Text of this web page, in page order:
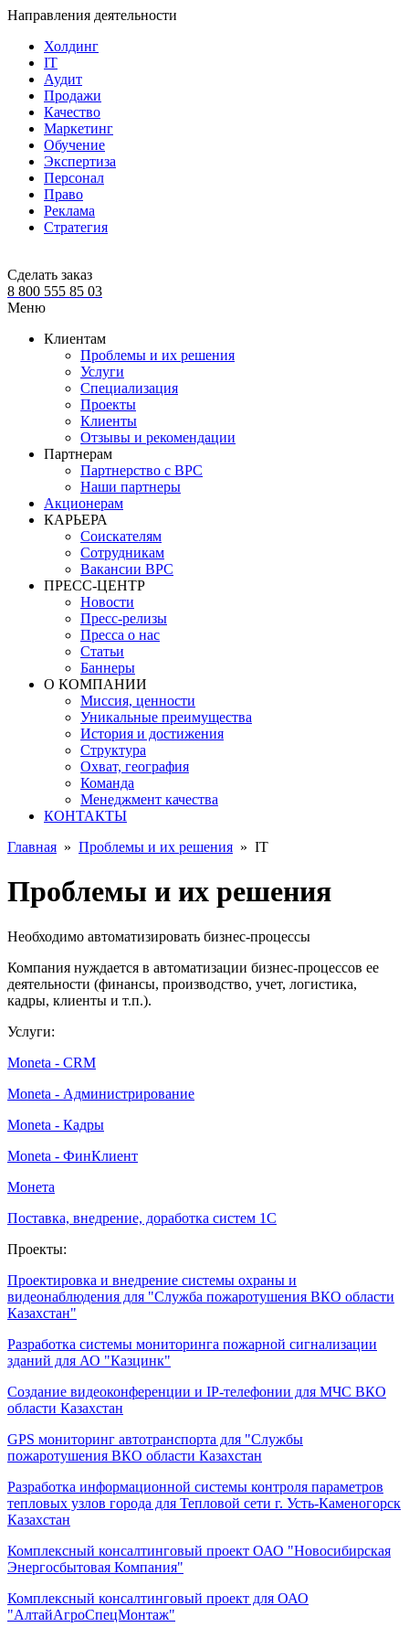
Направления деятельности
Холдинг
IT
Аудит
Продажи
Качество
Маркетинг
Обучение
Экспертиза
Персонал
Право
Реклама
Стратегия
Сделать заказ
8 800 555 85 03
Меню
Клиентам
Проблемы и их решения
Услуги
Специализация
Проекты
Клиенты
Отзывы и рекомендации
Партнерам
Партнерство с BPC
Наши партнеры
Акционерам
КАРЬЕРА
Соискателям
Сотрудникам
Вакансии BPC
ПРЕСС-ЦЕНТР
Новости
Пресс-релизы
Пресса о нас
Статьи
Баннеры
О КОМПАНИИ
Миссия, ценности
Уникальные преимущества
История и достижения
Структура
Охват, география
Команда
Менеджмент качества
КОНТАКТЫ
Главная » Проблемы и их решения » IT
Проблемы и их решения
Необходимо автоматизировать бизнес-процессы
Компания нуждается в автоматизации бизнес-процессов ее
деятельности (финансы, производство, учет, логистика,
кадры, клиенты и т.п.).
Услуги:
Moneta - CRM
Moneta - Администрирование
Moneta - Кадры
Moneta - ФинКлиент
Монета
Поставка, внедрение, доработка систем 1С
Проекты:
Проектировка и внедрение системы охраны и
видеонаблюдения для "Служба пожаротушения ВКО области
Казахстан"
Разработка системы мониторинга пожарной сигнализации
зданий для АО "Казцинк"
Создание видеоконференции и IP-телефонии для МЧС ВКО
области Казахстан
GPS мониторинг автотранспорта для "Службы
пожаротушения ВКО области Казахстан
Разработка информационной системы контроля параметров
тепловых узлов города для Тепловой сети г. Усть-Каменогорск
Казахстан
Комплексный консалтинговый проект ОАО "Новосибирская
Энергосбытовая Компания"
Комплексный консалтинговый проект для ОАО
"АлтайАгроСпецМонтаж"